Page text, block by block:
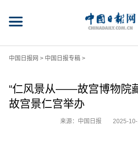
中国日报网 > 中国日报专稿>
“仁风景从——故宫博物院
故宫景仁宫举办
来源：中国日报 2025-